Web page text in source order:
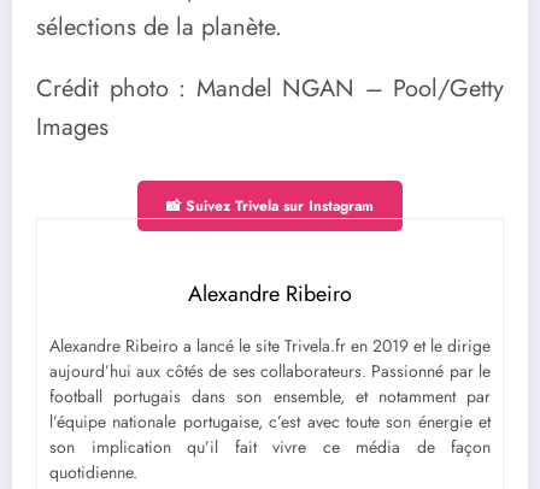
sélections de la planète.
Crédit photo : Mandel NGAN – Pool/Getty
Images
📸 Suivez Trivela sur Instagram
Alexandre Ribeiro
Alexandre Ribeiro a lancé le site Trivela.fr en 2019 et le dirige
aujourd’hui aux côtés de ses collaborateurs. Passionné par le
football portugais dans son ensemble, et notamment par
l’équipe nationale portugaise, c’est avec toute son énergie et
son implication qu’il fait vivre ce média de façon
quotidienne.